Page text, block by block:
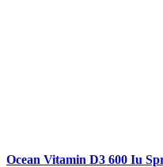
Ocean Vitamin D3 600 Iu